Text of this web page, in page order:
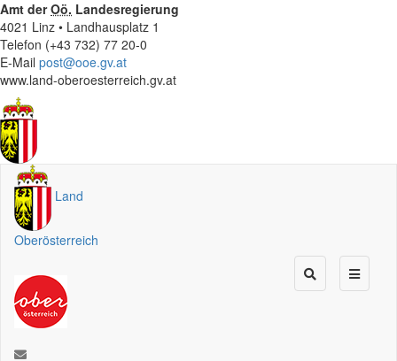
Amt derOö. Landesregierung
4021 Linz • Landhausplatz 1
Telefon (+43 732) 77 20-0
E-Mail post@ooe.gv.at
www.land-oberoesterreich.gv.at
Land
Oberösterreich